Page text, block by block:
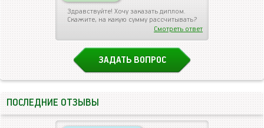
Здравствуйте! Хочу заказать диплом.
Скажите, на какую сумму рассчитывать?
Смотреть ответ
ЗАДАТЬ ВОПРОС
ПОСЛЕДНИЕ ОТЗЫВЫ